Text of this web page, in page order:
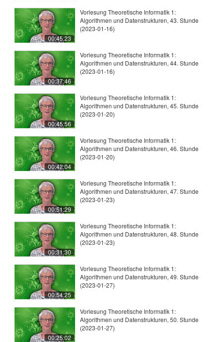
00:45:23
Vorlesung Theoretische Informatik 1:
Algorithmen und Datenstrukturen, 43. Stunde
(2023-01-16)
00:37:46
Vorlesung Theoretische Informatik 1:
Algorithmen und Datenstrukturen, 44. Stunde
(2023-01-16)
00:45:56
Vorlesung Theoretische Informatik 1:
Algorithmen und Datenstrukturen, 45. Stunde
(2023-01-20)
00:42:04
Vorlesung Theoretische Informatik 1:
Algorithmen und Datenstrukturen, 46. Stunde
(2023-01-20)
00:51:29
Vorlesung Theoretische Informatik 1:
Algorithmen und Datenstrukturen, 47. Stunde
(2023-01-23)
00:31:30
Vorlesung Theoretische Informatik 1:
Algorithmen und Datenstrukturen, 48. Stunde
(2023-01-23)
00:54:25
Vorlesung Theoretische Informatik 1:
Algorithmen und Datenstrukturen, 49. Stunde
(2023-01-27)
00:25:02
Vorlesung Theoretische Informatik 1:
Algorithmen und Datenstrukturen, 50. Stunde
(2023-01-27)